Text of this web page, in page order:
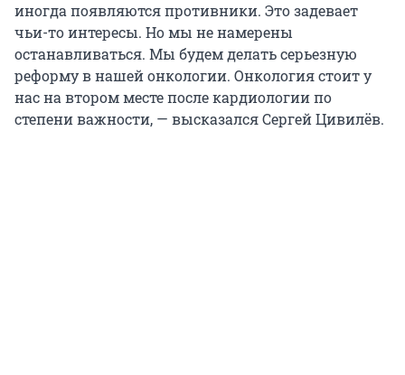
иногда появляются противники. Это задевает
чьи-то интересы. Но мы не намерены
останавливаться. Мы будем делать серьезную
реформу в нашей онкологии. Онкология стоит у
нас на втором месте после кардиологии по
степени важности, — высказался Сергей Цивилёв.